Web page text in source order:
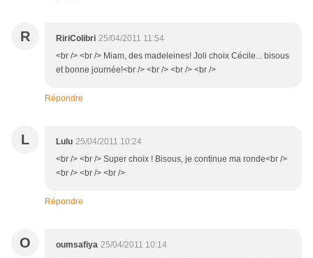
R RiriColibri 25/04/2011 11:54
<br /> <br /> Miam, des madeleines! Joli choix Cécile... bisous
et bonne journée!<br /> <br /> <br /> <br />
Répondre
L Lulu 25/04/2011 10:24
<br /> <br /> Super choix ! Bisous, je continue ma ronde<br />
<br /> <br /> <br />
Répondre
O oumsafiya 25/04/2011 10:14